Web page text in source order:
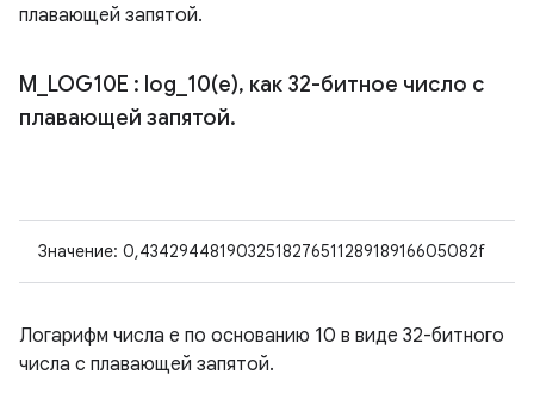
плавающей запятой.
M LOG10E : log_10(e), как 32-битное число с
плавающей запятой.
Значение: 0,434294481903251827651128918916605082f
Логарифм числа e по основанию 10 в виде 32-битного
числа с плавающей запятой.